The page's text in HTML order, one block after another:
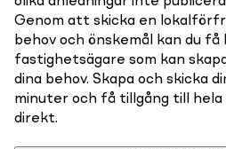
Genom att skicka en
behov och önskemål kan du
fastighetsägare som kan
dina behov. Skapa och skicka
minuter och få tillgång till
direkt.